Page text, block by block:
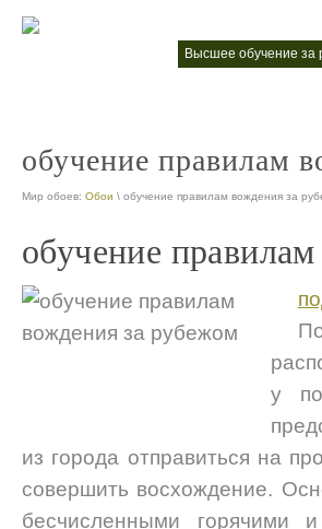
высшее обучение за
обучение правилам
Мир обоев: Обои \ обучение правилам вождения за
обучение
у
из города отправиться на
совершить восхождение.
бесчисленными горячими